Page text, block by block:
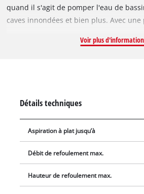
quand il s'agit de pomper l'eau de
caves innondées et bien plus. Avec une
Le corps de la pompe est constitué d'un
entre fonctionnement continu ou
automatique en fonction du niveau de
grande adaptabilité, la GC-DP 1020 N
Voir plus
Détails techniques
Aspiration à plat jusqu’à
Débit de refoulement max.
Hauteur de refoulement max.